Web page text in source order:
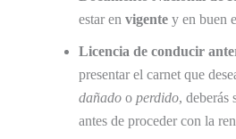
estar en vigente y en buen
Licencia de conducir
presentar el carnet que
dañado o perdido, deberás
antes de proceder con la